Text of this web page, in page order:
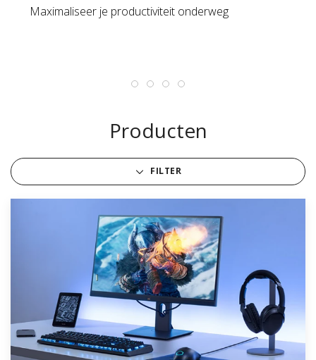
Maximaliseer je productiviteit onderweg
Producten
FILTER